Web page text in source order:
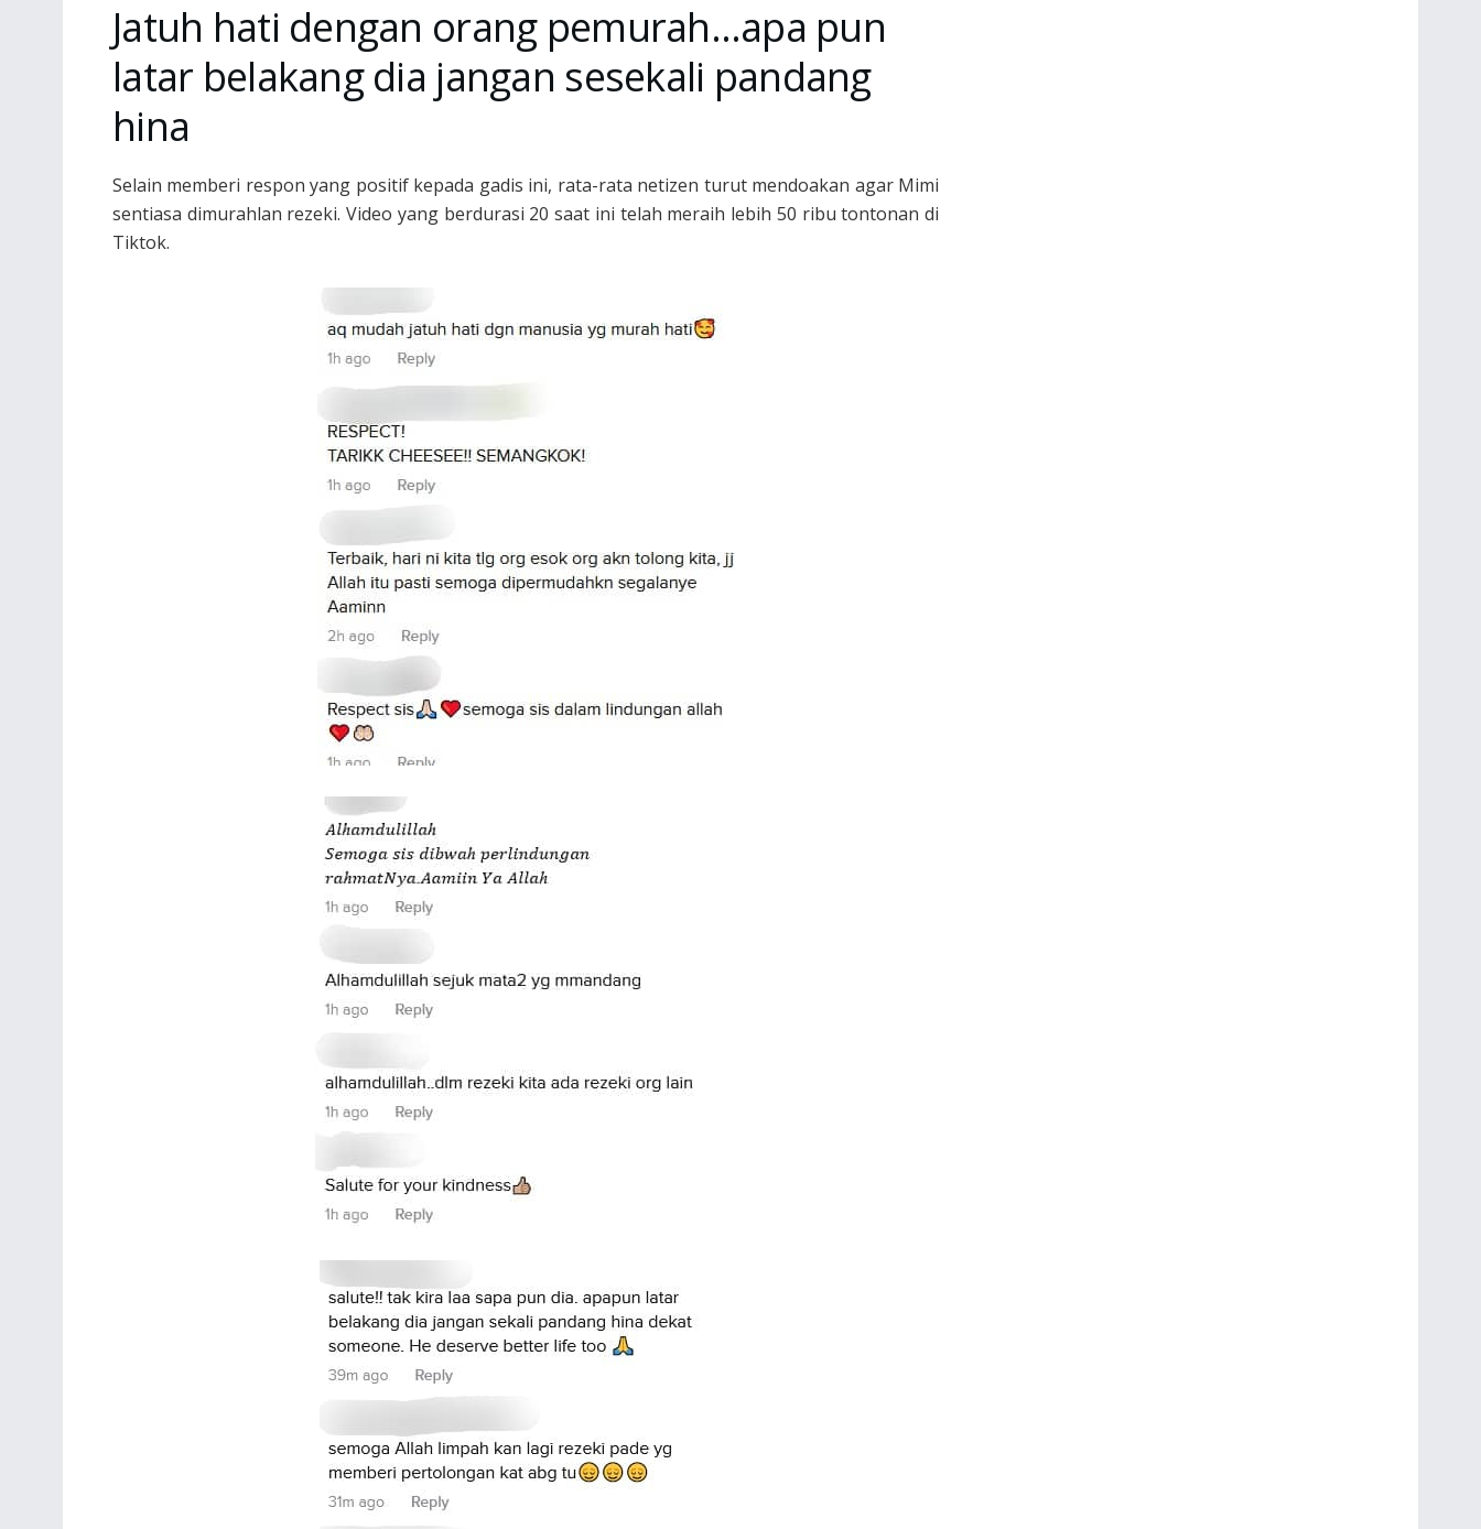
Jatuh hati dengan orang pemurah…apa pun
latar belakang dia jangan sesekali pandang
hina
Selain memberi respon yang positif kepada gadis ini, rata-rata netizen turut mendoakan agar Mimi
sentiasa dimurahlan rezeki. Video yang berdurasi 20 saat ini telah meraih lebih 50 ribu tontonan di
Tiktok.